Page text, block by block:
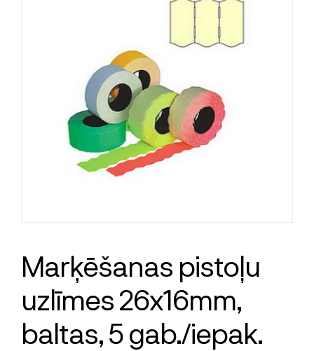
Marķēšanas pistoļu
uzlīmes 26x16mm,
baltas, 5 gab./iepak.